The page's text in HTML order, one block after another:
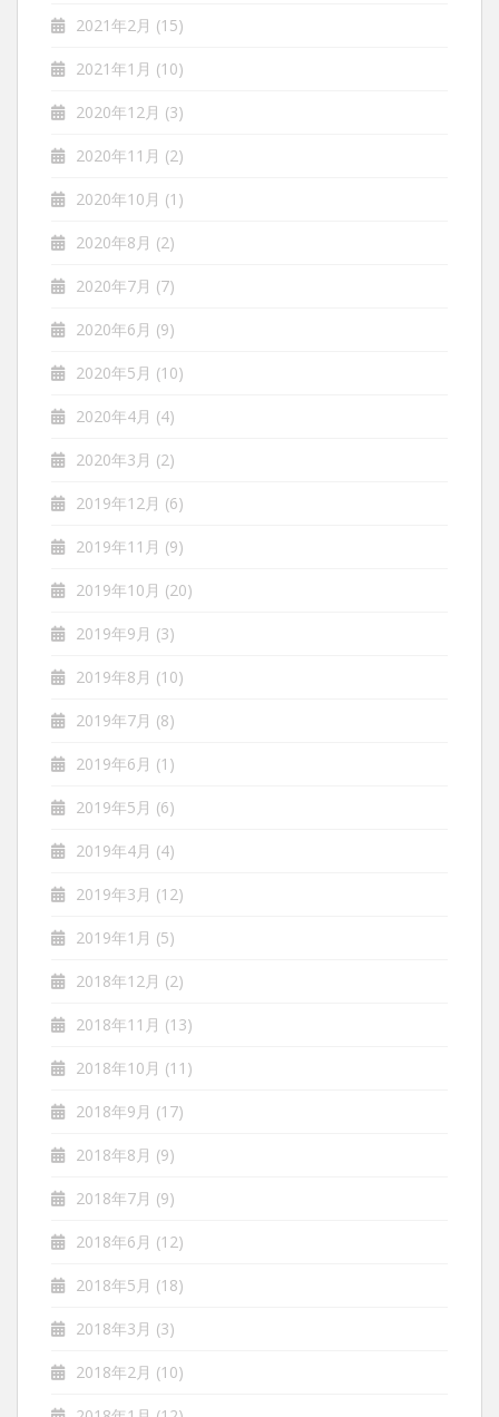
2021年2月 (15)
2021年1月 (10)
2020年12月 (3)
2020年11月 (2)
2020年10月 (1)
2020年8月 (2)
2020年7月 (7)
2020年6月 (9)
2020年5月 (10)
2020年4月 (4)
2020年3月 (2)
2019年12月 (6)
2019年11月 (9)
2019年10月 (20)
2019年9月 (3)
2019年8月 (10)
2019年7月 (8)
2019年6月 (1)
2019年5月 (6)
2019年4月 (4)
2019年3月 (12)
2019年1月 (5)
2018年12月 (2)
2018年11月 (13)
2018年10月 (11)
2018年9月 (17)
2018年8月 (9)
2018年7月 (9)
2018年6月 (12)
2018年5月 (18)
2018年3月 (3)
2018年2月 (10)